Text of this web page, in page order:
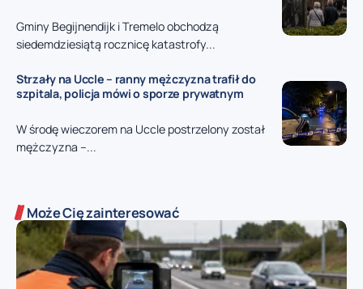
Gminy Begijnendijk i Tremelo obchodzą
siedemdziesiątą rocznicę katastrofy...
Strzały na Uccle – ranny mężczyzna trafił do
szpitala, policja mówi o sporze prywatnym
W środę wieczorem na Uccle postrzelony został
mężczyzna –...
Może Cię zainteresować